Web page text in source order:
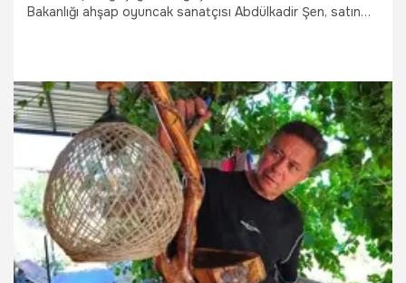
Bakanlığı ahşap oyuncak sanatçısı Abdülkadir Şen, satın
kırsaldaki çocuklara ahşap oyuncak yapımını ve geleneksel
marangozluk becerilerini öğreten Şen, dijital çağın
kıskacındaki çocukları saniyeler içinde ekran başından
kaldırıp üretime dahil ediyor.
1.07.2026 Gaziantep